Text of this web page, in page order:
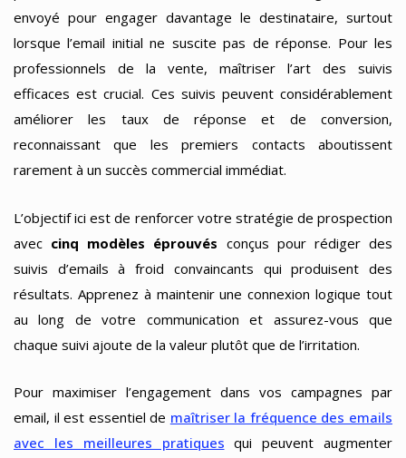
envoyé pour engager davantage le destinataire, surtout
lorsque l’email initial ne suscite pas de réponse. Pour les
professionnels de la vente, maîtriser l’art des suivis
efficaces est crucial. Ces suivis peuvent considérablement
améliorer les taux de réponse et de conversion,
reconnaissant que les premiers contacts aboutissent
rarement à un succès commercial immédiat.
L’objectif ici est de renforcer votre stratégie de prospection
avec cinq modèles éprouvés conçus pour rédiger des
suivis d’emails à froid convaincants qui produisent des
résultats. Apprenez à maintenir une connexion logique tout
au long de votre communication et assurez-vous que
chaque suivi ajoute de la valeur plutôt que de l’irritation.
Pour maximiser l’engagement dans vos campagnes par
email, il est essentiel de maîtriser la fréquence des emails
avec les meilleures pratiques qui peuvent augmenter